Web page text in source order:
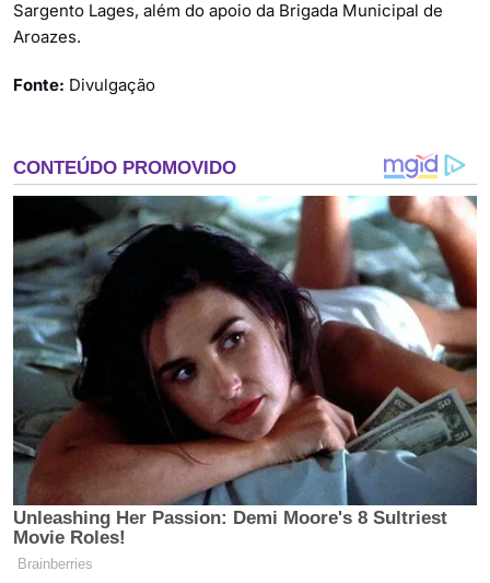
Sargento Lages, além do apoio da Brigada Municipal de
Aroazes.
Fonte: Divulgação